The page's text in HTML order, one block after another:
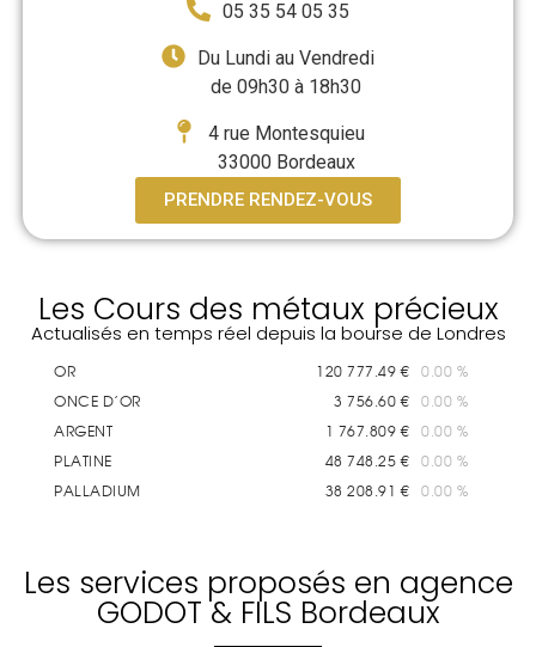
05 35 54 05 35
Du Lundi au Vendredi
de 09h30 à 18h30
4 rue Montesquieu
33000 Bordeaux
PRENDRE RENDEZ-VOUS
Les Cours des métaux précieux
Actualisés en temps réel depuis la bourse de Londres
Les services proposés en agence
GODOT & FILS Bordeaux